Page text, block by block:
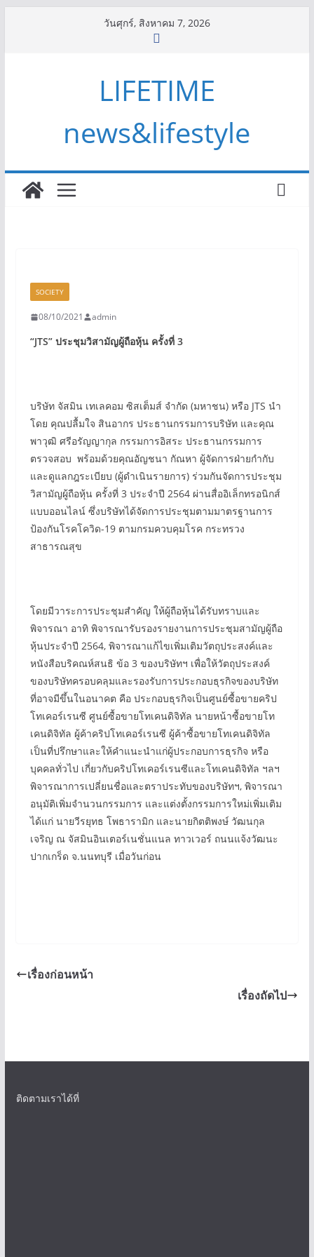
วันศุกร์, สิงหาคม 7, 2026
LIFETIME
news&lifestyle
SOCIETY
08/10/2021 admin
“JTS” ประชุมวิสามัญผู้ถือหุ้น ครั้งที่ 3
บริษัท จัสมิน เทเลคอม ซิสเต็มส์ จำกัด (มหาชน) หรือ JTS นำ
โดย คุณปลื้มใจ สินอากร ประธานกรรมการบริษัท และคุณ
พาวุฒิ ศรีอรัญญากุล กรรมการอิสระ ประธานกรรมการ
ตรวจสอบ พร้อมด้วยคุณอัญชนา กัณหา ผู้จัดการฝ่ายกำกับ
และดูแลกฎระเบียบ (ผู้ดำเนินรายการ) ร่วมกันจัดการประชุม
วิสามัญผู้ถือหุ้น ครั้งที่ 3 ประจำปี 2564 ผ่านสื่ออิเล็กทรอนิกส์
แบบออนไลน์ ซึ่งบริษัทได้จัดการประชุมตามมาตรฐานการ
ป้องกันโรคโควิด-19 ตามกรมควบคุมโรค กระทรวง
สาธารณสุข
โดยมีวาระการประชุมสำคัญ ให้ผู้ถือหุ้นได้รับทราบและ
พิจารณา อาทิ พิจารณารับรองรายงานการประชุมสามัญผู้ถือ
หุ้นประจำปี 2564, พิจารณาแก้ไขเพิ่มเติมวัตถุประสงค์และ
หนังสือบริคณห์สนธิ ข้อ 3 ของบริษัทฯ เพื่อให้วัตถุประสงค์
ของบริษัทครอบคลุมและรองรับการประกอบธุรกิจของบริษัท
ที่อาจมีขึ้นในอนาคต คือ ประกอบธุรกิจเป็นศูนย์ซื้อขายคริป
โทเคอร์เรนซี ศูนย์ซื้อขายโทเคนดิจิทัล นายหน้าซื้อขายโท
เคนดิจิทัล ผู้ค้าคริปโทเคอร์เรนซี ผู้ค้าซื้อขายโทเคนดิจิทัล
เป็นที่ปรึกษาและให้คำแนะนำแก่ผู้ประกอบการธุรกิจ หรือ
บุคคลทั่วไป เกี่ยวกับคริปโทเคอร์เรนซีและโทเคนดิจิทัล ฯลฯ
พิจารณาการเปลี่ยนชื่อและตราประทับของบริษัทฯ, พิจารณา
อนุมัติเพิ่มจำนวนกรรมการ และแต่งตั้งกรรมการใหม่เพิ่มเติม
ได้แก่ นายวีรยุทธ โพธารามิก และนายกิตติพงษ์ วัฒนกุล
เจริญ ณ จัสมินอินเตอร์เนชั่นแนล ทาวเวอร์ ถนนแจ้งวัฒนะ
ปากเกร็ด จ.นนทบุรี เมื่อวันก่อน
เรื่องก่อนหน้า
เรื่องถัดไป
ติดตามเราได้ที่